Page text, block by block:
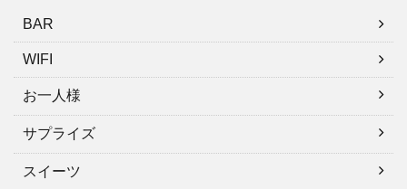
BAR
WIFI
お一人様
サプライズ
スイーツ